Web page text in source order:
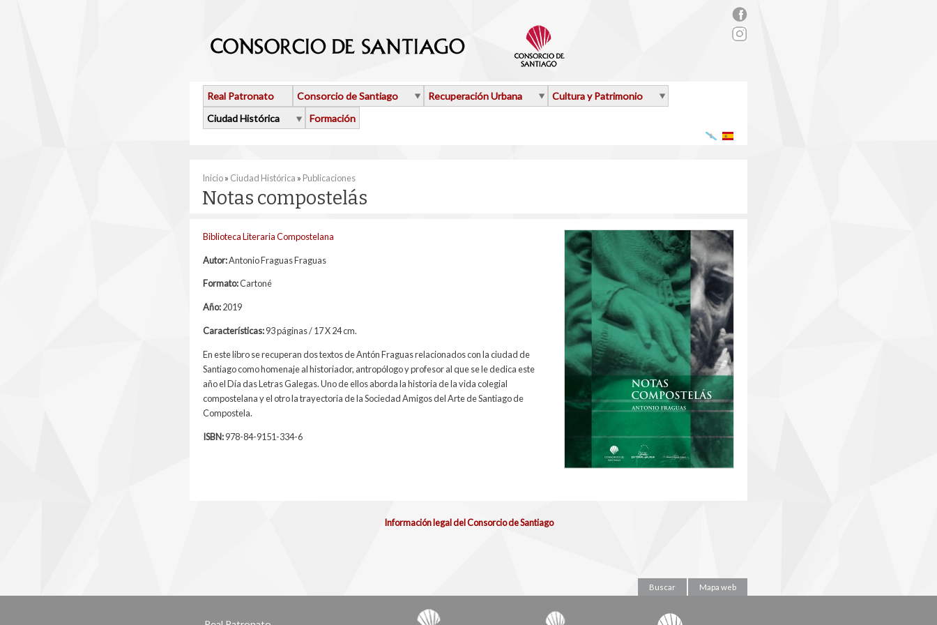
rs_facebook.png
Real Patronato Consorcio de Santiago Recuperación Urbana
Cultura y Patrimonio
Ciudad Histórica
Formación
Se encuentra usted aquí
Inicio» Ciudad Histórica » Publicaciones
Notas compostelás
Biblioteca Literaria Compostelana
Autor:Antonio Fraguas Fraguas
Formato:Cartoné
Año:2019
Características:93 páginas / 17 X 24 cm.
En este libro se recuperan dos textos de Antón Fraguas relacionados con la ciudad de
Santiago como homenaje al historiador, antropólogo y profesor al que se le dedica este
año el Día das Letras Galegas. Uno de ellos aborda la historia de la vida colegial
compostelana y el otro la trayectoria de la Sociedad Amigos del Arte de Santiago de
Compostela.
ISBN:978-84-9151-334-6
Información legal del Consorcio de Santiago
Buscar Mapa web